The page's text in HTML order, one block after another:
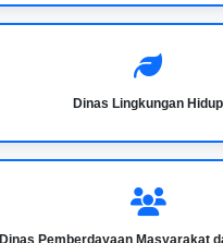
Dinas Lingkungan Hidup
Dinas Pemberdayaan Masyarakat